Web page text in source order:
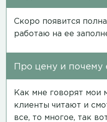
Скоро появится
работаю на ее
Про цену и почему
Как мне говорят мои
клиенты читают и
все, то многое, так